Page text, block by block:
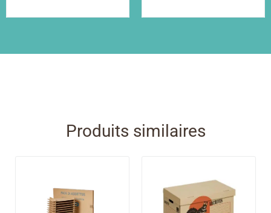
Produits similaires